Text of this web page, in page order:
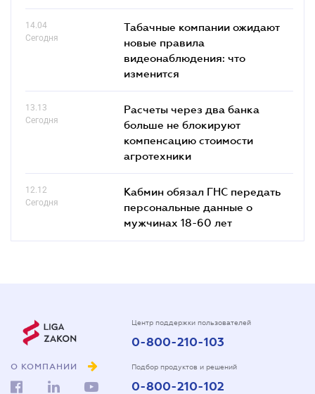
14.04
Сегодня
Табачные компании ожидают
новые правила
видеонаблюдения: что
изменится
13.13
Сегодня
Расчеты через два банка
больше не блокируют
компенсацию стоимости
агротехники
12.12
Сегодня
Кабмин обязал ГНС передать
персональные данные о
мужчинах 18-60 лет
О КОМПАНИИ
Центр поддержки пользователей
0-800-210-103
Подбор продуктов и решений
0-800-210-102